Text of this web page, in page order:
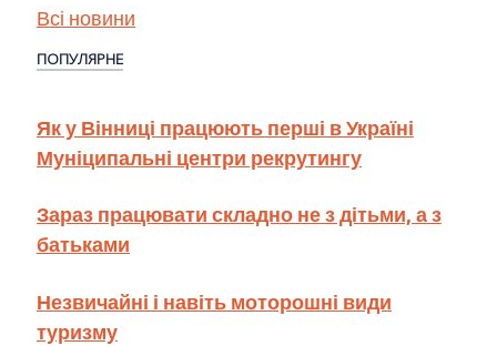
Всі новини
ПОПУЛЯРНЕ
Як у Вінниці працюють перші в Україні
Муніципальні центри рекрутингу
Зараз працювати складно не з дітьми, а з
батьками
Незвичайні і навіть моторошні види
туризму